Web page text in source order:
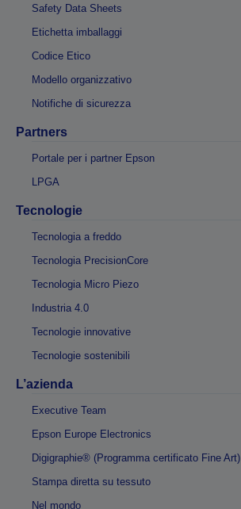
Safety Data Sheets
Etichetta imballaggi
Codice Etico
Modello organizzativo
Notifiche di sicurezza
Partners
Portale per i partner Epson
LPGA
Tecnologie
Tecnologia a freddo
Tecnologia PrecisionCore
Tecnologia Micro Piezo
Industria 4.0
Tecnologie innovative
Tecnologie sostenibili
L’azienda
Executive Team
Epson Europe Electronics
Digigraphie® (Programma certificato Fine Art)
Stampa diretta su tessuto
Nel mondo